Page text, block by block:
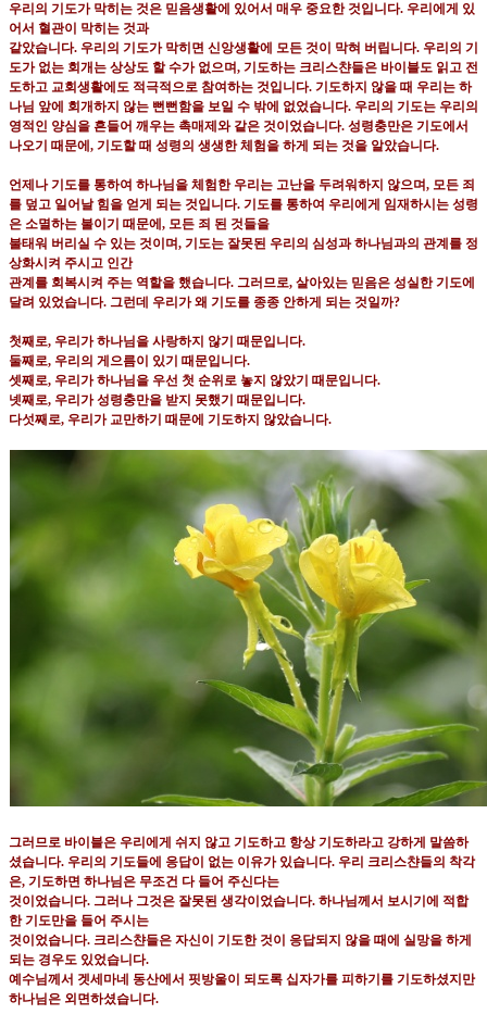
우리의 기도가 막히는 것은 믿음생활에 있어서 매우 중요한 것입니다. 우리에게 있
어서 혈관이 막히는 것과
같았습니다. 우리의 기도가 막히면 신앙생활에 모든 것이 막혀 버립니다. 우리의 기
도가 없는 회개는 상상도 할 수가 없으며, 기도하는 크리스챤들은 바이블도 읽고 전
도하고 교회생활에도 적극적으로 참여하는 것입니다. 기도하지 않을 때 우리는 하
나님 앞에 회개하지 않는 뻔뻔함을 보일 수 밖에 없었습니다. 우리의 기도는 우리의
영적인 양심을 흔들어 깨우는 촉매제와 같은 것이었습니다. 성령충만은 기도에서
나오기 때문에 , 기도할 때 성령의 생생한 체험을 하게 되는 것을 알았습니다.
언제나 기도를 통하여 하나님을 체험한 우리는 고난을 두려워하지 않으며, 모든 죄
를 덮고 일어날 힘을 얻게 되는 것입니다. 기도를 통하여 우리에게 임재하시는 성령
은 소멸하는 불이기 때문에 , 모든 죄 된 것들을
불태워 버리실 수 있는 것이며, 기도는 잘못된 우리의 심성과 하나님과의 관계를 정
상화시켜 주시고 인간
관계를 회복시켜 주는 역할을 했습니다. 그러므로, 살아있는 믿음은 성실한 기도에
달려 있었습니다. 그런데 우리가 왜 기도를 종종 안하게 되는 것일까?
첫째로, 우리가 하나님을 사랑하지 않기 때문입니다.
둘째로, 우리의 게으름이 있기 때문입니다.
셋째로, 우리가 하나님을 우선 첫 순위로 놓지 않았기 때문입니다.
넷째로, 우리가 성령충만을 받지 못했기 때문입니다.
다섯째로, 우리가 교만하기 때문에 기도하지 않았습니다.
그러므로 바이블은 우리에게 쉬지 않고 기도하고 항상 기도하라고 강하게 말씀하
셨습니다. 우리의 기도들에 응답이 없는 이유가 있습니다. 우리 크리스챤들의 착각
은, 기도하면 하나님은 무조건 다 들어 주신다는
것이었습니다. 그러나 그것은 잘못된 생각이었습니다. 하나님께서 보시기에 적합
한 기도만을 들어 주시는
것이었습니다. 크리스챤들은 자신이 기도한 것이 응답되지 않을 때에 실망을 하게
되는 경우도 있었습니다.
예수님께서 겟세마네 동산에서 핏방울이 되도록 십자가를 피하기를 기도하셨지만
하나님은 외면하셨습니다.